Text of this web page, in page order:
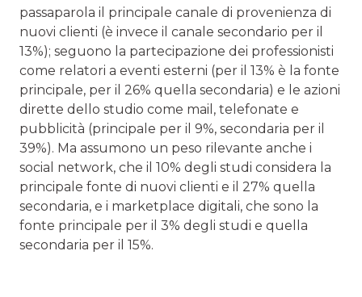
passaparola il principale canale di provenienza di
nuovi clienti (è invece il canale secondario per il
13%); seguono la partecipazione dei professionisti
come relatori a eventi esterni (per il 13% è la fonte
principale, per il 26% quella secondaria) e le azioni
dirette dello studio come mail, telefonate e
pubblicità (principale per il 9%, secondaria per il
39%). Ma assumono un peso rilevante anche i
social network, che il 10% degli studi considera la
principale fonte di nuovi clienti e il 27% quella
secondaria, e i marketplace digitali, che sono la
fonte principale per il 3% degli studi e quella
secondaria per il 15%.